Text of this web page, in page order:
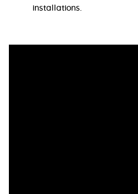
installations.